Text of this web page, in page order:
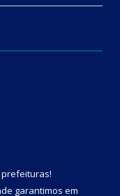
!
garantimos em